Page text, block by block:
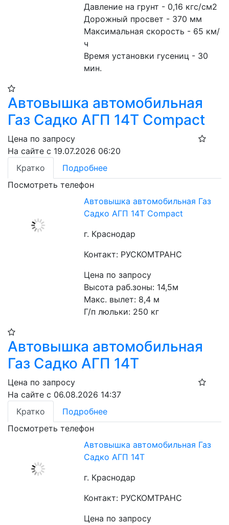
Давление на грунт - 0,16 кгс/см2
Дорожный просвет - 370 мм
Максимальная скорость - 65 км/
ч
Время установки гусениц - 30
мин.
Автовышка автомобильная
Газ Садко АГП 14Т Compact
Цена по запросу
На сайте с 19.07.2026 06:20
Кратко
Подробнее
Посмотреть телефон
Автовышка автомобильная Газ
Садко АГП 14Т Compact
г. Краснодар
Контакт: РУСКОМТРАНС
Цена по запросу
Высота раб.зоны: 14,5м
Макс. вылет: 8,4 м
Г/п люльки: 250 кг
Автовышка автомобильная
Газ Садко АГП 14Т
Цена по запросу
На сайте с 06.08.2026 14:37
Кратко
Подробнее
Посмотреть телефон
Автовышка автомобильная Газ
Садко АГП 14Т
г. Краснодар
Контакт: РУСКОМТРАНС
Цена по запросу